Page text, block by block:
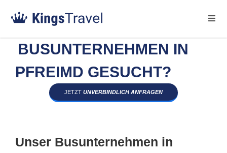
BUSUNTERNEHMEN IN
PFREIMD GESUCHT?
JETZT UNVERBINDLICH ANFRAGEN
Unser Busunternehmen in